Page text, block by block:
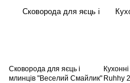
Сковорода для яєць і
млинців "Веселий Смайлик" Ruhhy